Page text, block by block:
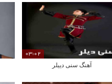
03:02
آهنگ سنی دییلر